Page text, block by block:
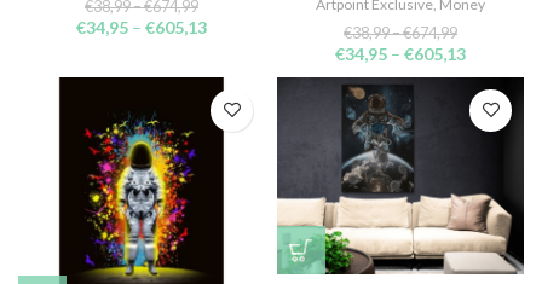
€38,99–€674,99
€34,95 – €605,13
Artpoint Exclusive Money
€38,99–€674,99
€34,95 – €605,13